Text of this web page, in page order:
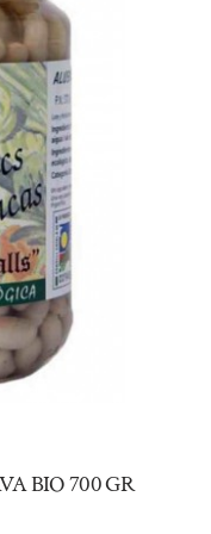
BIO 700 GR